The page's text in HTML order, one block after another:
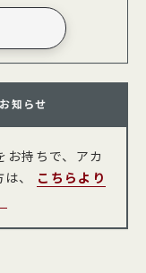
知らせ
お持ちで、アカ
、 こちらより